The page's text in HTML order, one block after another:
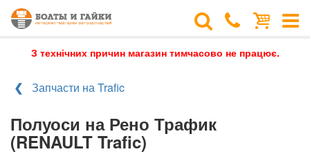
З технічних причин магазин тимчасово не працює.
Запчасти на Trafic
Полуоси на Рено Трафик
(RENAULT Trafic)